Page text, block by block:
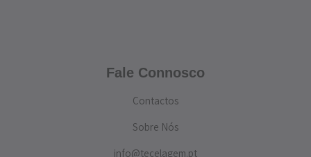
Fale Connosco
Contactos
Sobre Nós
info@tecelagem.pt